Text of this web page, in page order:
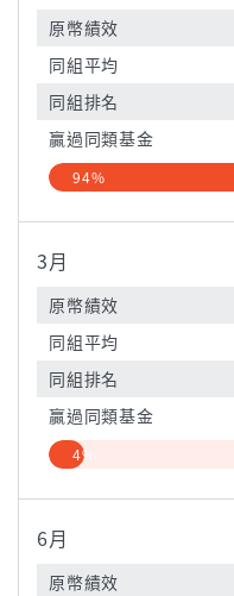
原幣績效
同組平均
同組排名
贏過同類基金
94%
3月
原幣績效
同組平均
同組排名
贏過同類基金
4%
6月
原幣績效